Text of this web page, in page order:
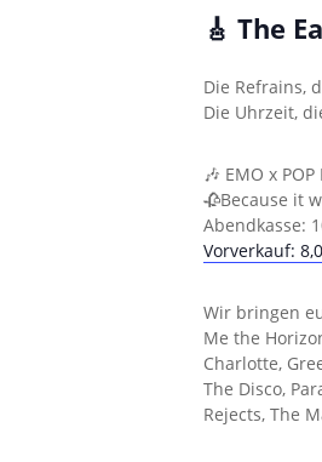
🎸 The
Die Refrains,
Die Uhrzeit,
🎶 EMO x POP
🥀Because it
Abendkasse:
Vorverkauf:
Wir bringen
Me the
Charlotte,
The Disco,
Rejects, The